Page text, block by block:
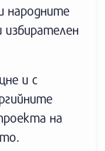
народните
и с
на